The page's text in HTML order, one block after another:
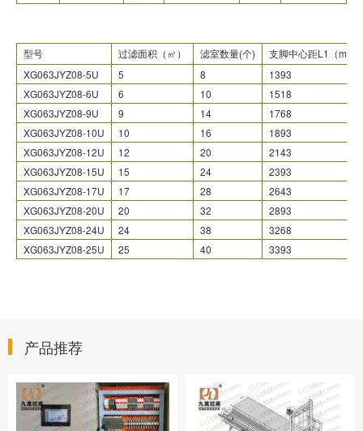
型号 过滤面积（㎡） 滤室数量(个)
支脚中心距L1（mm
XG063JYZ08-5U
5 8
1393
XG063JYZ08-6U
6 10
1518
XG063JYZ08-9U
9 14
1768
XG063JYZ08-10U
10 16
1893
XG063JYZ08-12U
12 20
2143
XG063JYZ08-15U
15 24
2393
XG063JYZ08-17U
17 28
2643
XG063JYZ08-20U
20 32
2893
XG063JYZ08-24U
24 38
3268
XG063JYZ08-25U
25 40 3393
产品推荐